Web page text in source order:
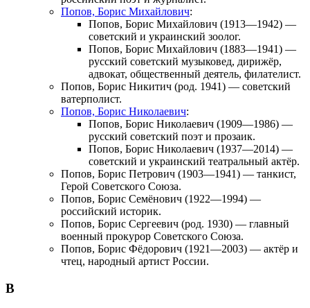
Попов, Борис Михайлович:
Попов, Борис Михайлович (1913—1942) —
советский и украинский зоолог.
Попов, Борис Михайлович (1883—1941) —
русский советский музыковед, дирижёр,
адвокат, общественный деятель, филателист.
Попов, Борис Никитич (род. 1941) — советский
ватерполист.
Попов, Борис Николаевич:
Попов, Борис Николаевич (1909—1986) —
русский советский поэт и прозаик.
Попов, Борис Николаевич (1937—2014) —
советский и украинский театральный актёр.
Попов, Борис Петрович (1903—1941) — танкист,
Герой Советского Союза.
Попов, Борис Семёнович (1922—1994) —
российский историк.
Попов, Борис Сергеевич (род. 1930) — главный
военный прокурор Советского Союза.
Попов, Борис Фёдорович (1921—2003) — актёр и
чтец, народный артист России.
В